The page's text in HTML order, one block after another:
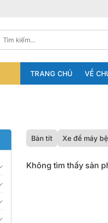
kiếm:
TRANG CHỦ VỀ
Bàn tít Xe để máy
Không tìm thấy sản